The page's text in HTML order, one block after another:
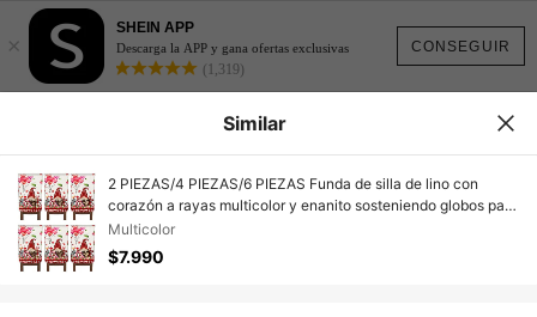
CONSEGUIR
×
SHEIN APP
Descarga la APP y gana ofertas exclusivas
(1,319)
Similar
2 PIEZAS/4 PIEZAS/6 PIEZAS Funda de silla de lino con
corazón a rayas multicolor y enanito sosteniendo globos para
el Día de San Valentín, removible y fácil de limpiar, adecuada
para aniversario, boda, mesa de cocina y comedor,
decoración y protección de silla para fiesta
Multicolor
$7.990